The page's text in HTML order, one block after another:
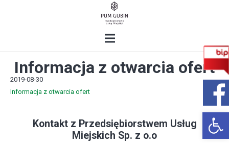
Informacja z otwarcia ofert
2019-08-30
Informacja z otwarcia ofert
Kontakt z Przedsiębiorstwem Usług
Miejskich Sp. z o.o